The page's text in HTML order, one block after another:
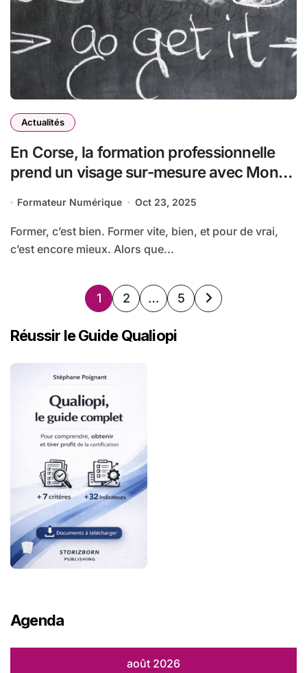
Actualités
En Corse, la formation professionnelle
prend un visage sur-mesure avec Mon
Formateur Numérique Oct 23, 2025
Former, c’est bien. Former vite, bien, et pour de vrai,
c’est encore mieux. Alors que...
Pagination
publications
1 2 … 5
Réussir le Guide Qualiopi
Agenda
août 2026